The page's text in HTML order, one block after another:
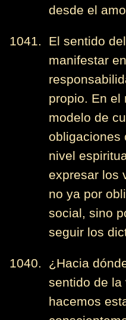
desde el
1041. El sentido
manifestar
propio. En el
modelo de
obligaciones
nivel
expresar los
no ya por
social, sino
seguir los
1040. ¿Hacia
sentido de la
hacemos